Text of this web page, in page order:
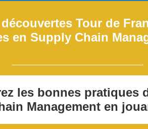
Tour de
en Supply Chain
les bonnes pratiques
Management en